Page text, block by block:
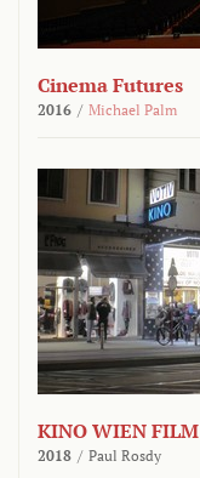
Cinema Futures
2016 / Michael Palm
KINO WIEN FILM
2018 / Paul Rosdy